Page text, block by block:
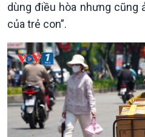
Kinh tế
Tin Kinh tế
Trước giờ mở cửa
Dòng chảy Kinh tế
Sức sống hàng Việt
Khởi nghiệp
Tuyên chiến với gian lận
thương mại
dùng điều hòa nhưng cũng
của trẻ con”.